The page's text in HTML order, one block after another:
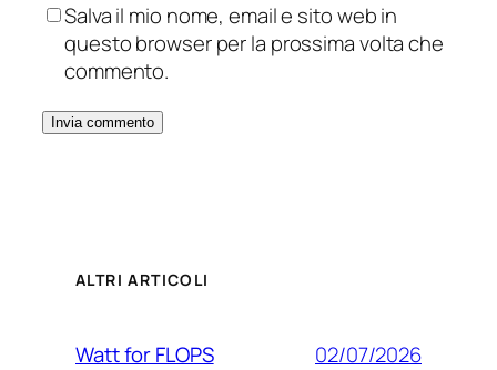
Salva il mio nome, email e sito web in
questo browser per la prossima volta che
commento.
ALTRI ARTICOLI
Watt for FLOPS 02/07/2026